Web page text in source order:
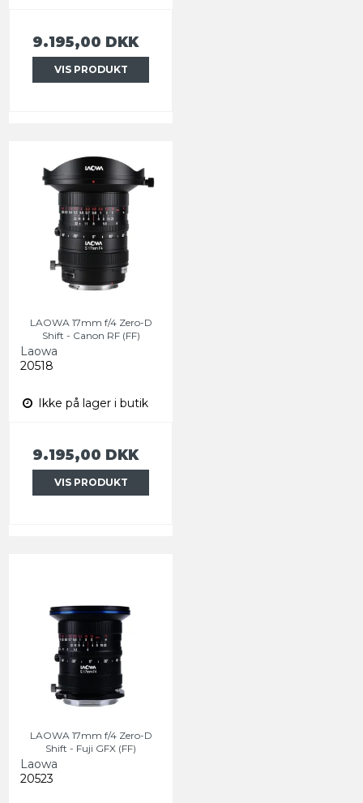
9.195,00 DKK
VIS PRODUKT
LAOWA 17mm f/4 Zero-D
Shift - Canon RF (FF)
Laowa
20518
Ikke på lager i butik
9.195,00 DKK
VIS PRODUKT
LAOWA 17mm f/4 Zero-D
Shift - Fuji GFX (FF)
Laowa
20523